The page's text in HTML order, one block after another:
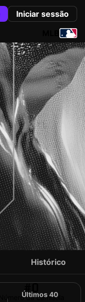
Iniciar sessão
#0
Número da camisola
Histórico
Últimos 40